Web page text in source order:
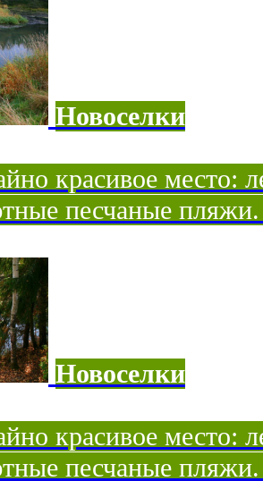
Новоселки
красивое место:
песчаные
Новоселки
красивое место:
песчаные